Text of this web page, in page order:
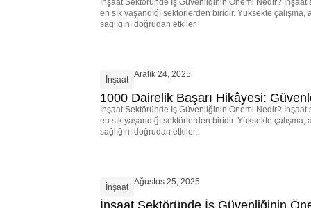
İnşaat Sektöründe İş Güvenliğinin Önemi Nedir? İnşaat
en sık yaşandığı sektörlerden biridir. Yüksekte
sağlığını doğrudan etkiler.
İnşaat
Aralık 24, 2025
1000 Dairelik Başarı Hikâyesi:
İnşaat Sektöründe İş Güvenliğinin Önemi Nedir? İnşaat
en sık yaşandığı sektörlerden biridir. Yüksekte
sağlığını doğrudan etkiler.
İnşaat
Ağustos 25, 2025